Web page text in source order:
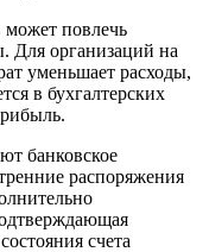
может повлечь
Для организаций на
уменьшает расходы,
в бухгалтерских
банковское
распоряжения
счета